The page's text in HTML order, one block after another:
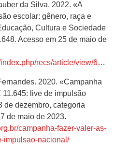
da Silva. 2022. «A
escolar: gênero, raça e
Cultura e Sociedade
Acesso em 25 de maio de
recs/article/view/6454
2020. «Campanha
11.645: live de impulsão
de dezembro, categoria
de maio de 2023.
campanha-fazer-valer-as-
impulsao-nacional/